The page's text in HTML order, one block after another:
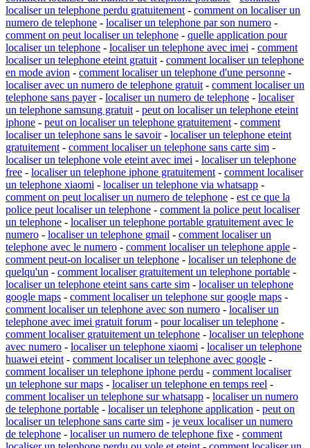
localiser un telephone perdu gratuitement - comment on localiser un
numero de telephone - localiser un telephone par son numero -
comment on peut localiser un telephone - quelle application pour
localiser un telephone - localiser un telephone avec imei - comment
localiser un telephone eteint gratuit - comment localiser un telephone
en mode avion - comment localiser un telephone d'une personne -
localiser avec un numero de telephone gratuit - comment localiser un
telephone sans payer- localiser un numero de telephone - localiser
un telephone samsung gratuit - peut on localiser un telephone eteint
iphone - peut on localiser un telephone gratuitement - comment
localiser un telephone sans le savoir- localiser un telephone eteint
gratuitement - comment localiser un telephone sans carte sim -
localiser un telephone vole eteint avec imei - localiser un telephone
free - localiser un telephone iphone gratuitement - comment localiser
un telephone xiaomi - localiser un telephone via whatsapp -
comment on peut localiser un numero de telephone - est ce que la
police peut localiser un telephone - comment la police peut localiser
un telephone - localiser un telephone portable gratuitement avec le
numero - localiser un telephone gmail - comment localiser un
telephone avec le numero - comment localiser un telephone apple -
comment peut-on localiser un telephone - localiser un telephone de
quelqu'un - comment localiser gratuitement un telephone portable -
localiser un telephone eteint sans carte sim - localiser un telephone
google maps - comment localiser un telephone sur google maps -
comment localiser un telephone avec son numero - localiser un
telephone avec imei gratuit forum - pour localiser un telephone -
comment localiser gratuitement un telephone - localiser un telephone
avec numero - localiser un telephone xiaomi - localiser un telephone
huawei eteint - comment localiser un telephone avec google -
comment localiser un telephone iphone perdu - comment localiser
un telephone sur maps - localiser un telephone en temps reel -
comment localiser un telephone sur whatsapp - localiser un numero
de telephone portable - localiser un telephone application - peut on
localiser un telephone sans carte sim - je veux localiser un numero
de telephone - localiser un numero de telephone fixe - comment